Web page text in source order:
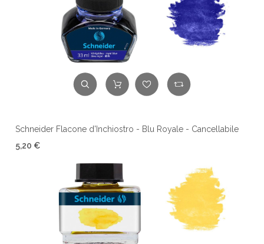
Schneider Flacone d'Inchiostro - Blu Royale - Cancellabile
5,20 €